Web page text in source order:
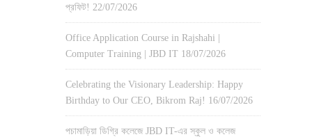
প্রফিট! 22/07/2026
Office Application Course in Rajshahi |
Computer Training | JBD IT 18/07/2026
Celebrating the Visionary Leadership: Happy
Birthday to Our CEO, Bikrom Raj! 16/07/2026
পচামাড়িয়া ডিগ্রি কলেজে JBD IT-এর স্কুল ও কলেজ